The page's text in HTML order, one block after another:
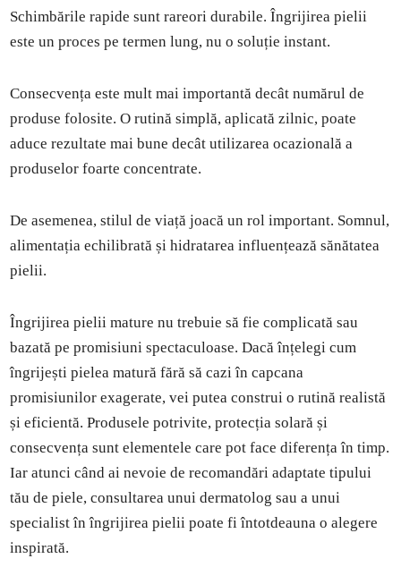
Schimbările rapide sunt rareori durabile. Îngrijirea pielii
este un proces pe termen lung, nu o soluție instant.
Consecvența este mult mai importantă decât numărul de
produse folosite. O rutină simplă, aplicată zilnic, poate
aduce rezultate mai bune decât utilizarea ocazională a
produselor foarte concentrate.
De asemenea, stilul de viață joacă un rol important. Somnul,
alimentația echilibrată și hidratarea influențează sănătatea
pielii.
Îngrijirea pielii mature nu trebuie să fie complicată sau
bazată pe promisiuni spectaculoase. Dacă înțelegi cum
îngrijești pielea matură fără să cazi în capcana
promisiunilor exagerate, vei putea construi o rutină realistă
și eficientă. Produsele potrivite, protecția solară și
consecvența sunt elementele care pot face diferența în timp.
Iar atunci când ai nevoie de recomandări adaptate tipului
tău de piele, consultarea unui dermatolog sau a unui
specialist în îngrijirea pielii poate fi întotdeauna o alegere
inspirată.